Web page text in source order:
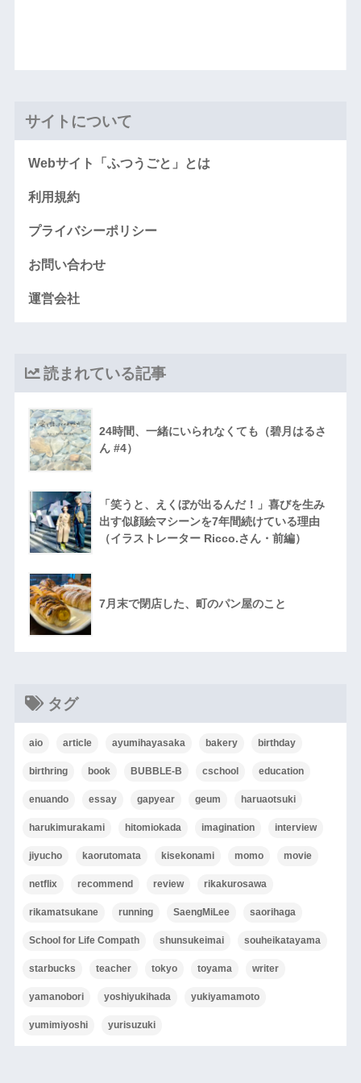
サイトについて
Webサイト「ふつうごと」とは
利用規約
プライバシーポリシー
お問い合わせ
運営会社
読まれている記事
24時間、一緒にいられなくても（碧月はるさ
ん #4）
「笑うと、えくぼが出るんだ！」喜びを生み
出す似顔絵マシーンを7年間続けている理由
（イラストレーター Ricco.さん・前編）
7月末で閉店した、町のパン屋のこと
タグ
aio article ayumihayasaka bakery birthday
birthring book BUBBLE-B cschool education
enuando essay gapyear geum haruaotsuki
harukimurakami hitomiokada imagination interview
jiyucho kaorutomata kisekonami momo movie
netflix recommend review rikakurosawa
rikamatsukane running SaengMiLee saorihaga
School for Life Compath shunsukeimai souheikatayama
starbucks teacher tokyo toyama writer
yamanobori yoshiyukihada yukiyamamoto
yumimiyoshi yurisuzuki